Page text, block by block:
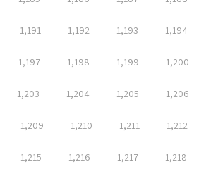
1,191 1,192 1,193 1,194
1,197 1,198 1,199 1,200
1,203 1,204 1,205 1,206
1,209 1,210 1,211 1,212
1,215 1,216 1,217 1,218